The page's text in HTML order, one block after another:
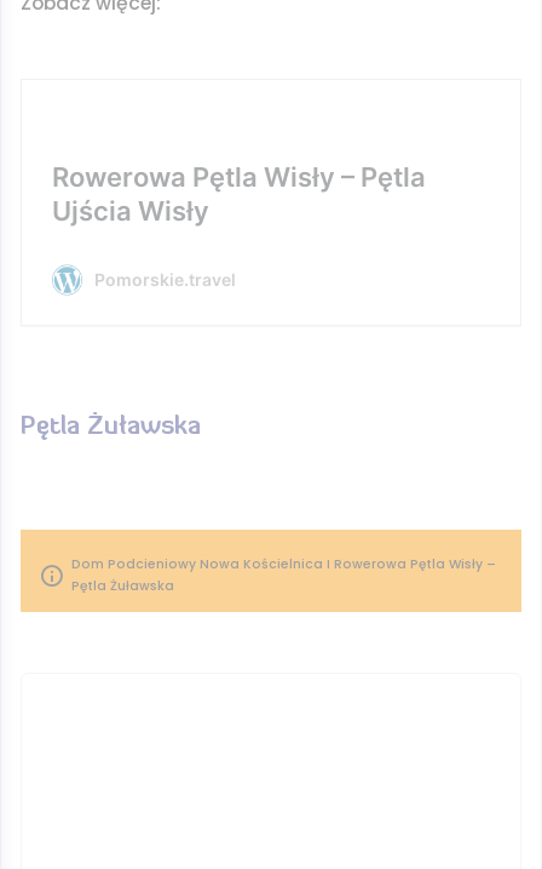
Rowerowa Pętla Wisły – Pętla
Ujścia Wisły
Pomorskie.travel
Pętla Żuławska
Dom Podcieniowy Nowa Kościelnica I Rowerowa Pętla Wisły –
Pętla Żuławska